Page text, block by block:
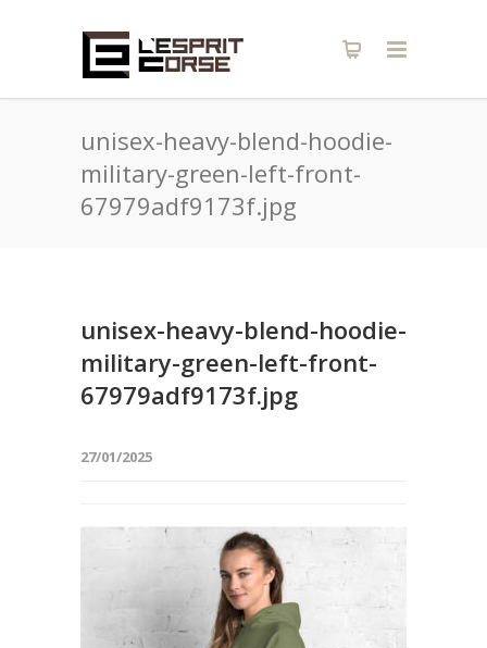
unisex-heavy-blend-hoodie-
military-green-left-front-
67979adf9173f.jpg
unisex-heavy-blend-hoodie-
military-green-left-front-
67979adf9173f.jpg
27/01/2025